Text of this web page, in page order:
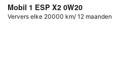
Mobil 1 ESP X2 0W20
Ververs elke 20000 km/ 12 maanden